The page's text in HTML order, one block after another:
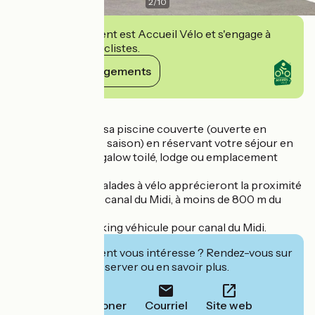
Cet établissement est Accueil Vélo et s'engage à
accueillir des cyclistes.
Voir ses engagements
Venez profiter de sa piscine couverte (ouverte en
moyenne et haute saison) en réservant votre séjour en
mobil-home, bungalow toilé, lodge ou emplacement
Les adeptes des balades à vélo apprécieront la proximité
de la voie verte du canal du Midi, à moins de 800 m du
Possibilité de parking véhicule pour canal du Midi.
Cet établissement vous intéresse ? Rendez-vous sur
leur site pour réserver ou en savoir plus.
Téléphoner Courriel Site web